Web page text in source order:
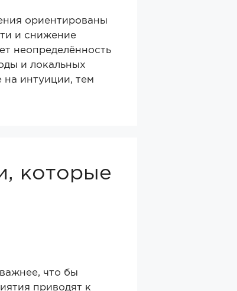
ориентированы
и снижение
неопределённость
и локальных
на интуиции, тем
которые
что бы
приводят к